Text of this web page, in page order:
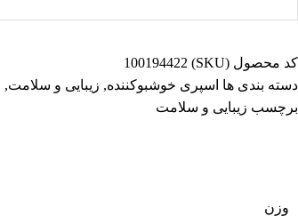
کد محصول (SKU)
100194422
دسته بندی ها اسپری خوشبوکننده, زیبایی و سلامت,
برچسب زیبایی و سلامت
وزن